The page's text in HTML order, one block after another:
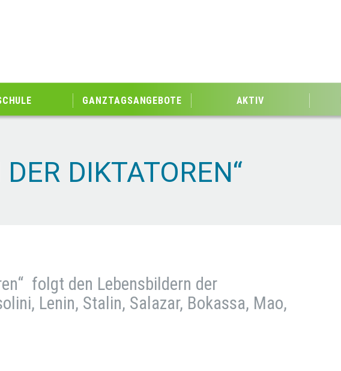
GANZTAGSANGEBOTE AKTIV
DIKTATOREN“
folgt den Lebensbildern der
Lenin, Stalin, Salazar, Bokassa, Mao,